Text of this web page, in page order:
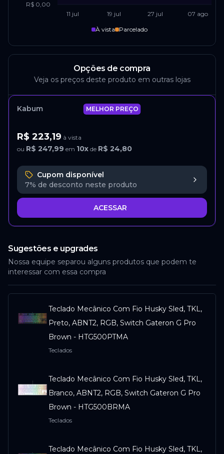
11 jul 19 jul 27 jul 07 ago
R$ 0,00
À vista Parcelado
Opções de compra
Veja os preços deste produto em outras lojas
Kabum MELHOR PREÇO
R$ 223,19 à vista
ou R$ 247,99 em 10x de R$ 24,80
Cupom disponível
7% de desconto neste produto
ACESSAR
Sugestões e upgrades
Nossa equipe separou alguns produtos que podem te
interessar com essa compra
Teclado Mecânico Com Fio Husky Sled, TKL,
Preto, ABNT2, RGB, Switch Gateron G Pro
Brown - HTG500PTMA
Teclados
Teclado Mecânico Com Fio Husky Sled, TKL,
Branco, ABNT2, RGB, Switch Gateron G Pro
Brown - HTG500BRMA
Teclados
Teclado Mecânico Com Fio Husky Sled, TKL,